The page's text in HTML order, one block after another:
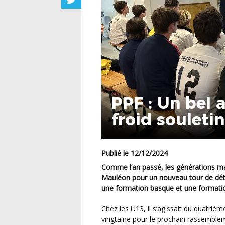
PPF : Un bel
froid souletin
Publié le 12/12/2024
Comme l’an passé, les générations masculines 2011 et 2012 avaient rendez-vous hier à
Mauléon pour un nouveau tour de
une formation basque et une
Chez les U13, il s’agissait du quatrième tour avec 45 joueurs présents. Ils ne seront plus qu’une
vingtaine pour le prochain